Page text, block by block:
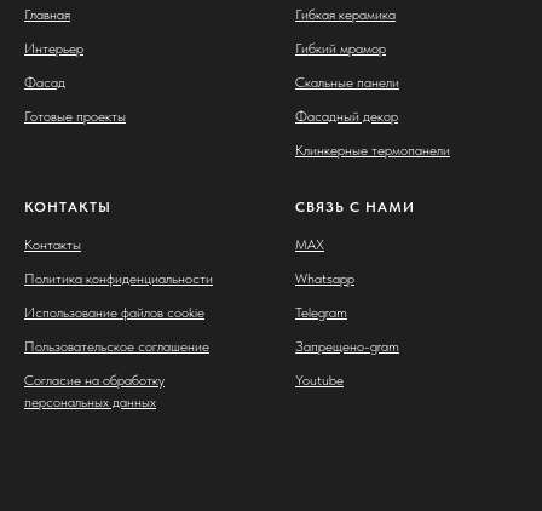
Главная
Интерьер
Фасад
Готовые проекты
Гибкая керамика
Гибкий мрамор
Скальные панели
Фасадный декор
Клинкерные термопанели
КОНТАКТЫ
Контакты
Политика конфиденциальности
Использование файлов cookie
Пользовательское соглашение
Согласие на обработку
персональных данных
СВЯЗЬ С НАМИ
MAX
Whatsapp
Telegram
Запрещено-gram
Youtube